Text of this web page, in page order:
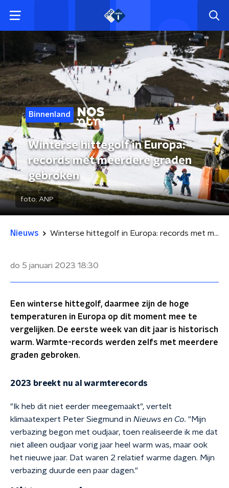
Binnenland
Winterse hittegolf in Europa:
records met meerdere graden
gebroken
foto: ANP
Nieuws Winterse hittegolf in Europa: records met meerdere graden gebroken
do 5 januari 2023 18:30
Een winterse hittegolf, daarmee zijn de hoge
temperaturen in Europa op dit moment mee te
vergelijken. De eerste week van dit jaar is historisch
warm. Warmte-records werden zelfs met meerdere
graden gebroken.
2023 breekt nu al warmterecords
"Ik heb dit niet eerder meegemaakt", vertelt
klimaatexpert Peter Siegmund in Nieuws en Co. "Mijn
verbazing begon met oudjaar, toen realiseerde ik me dat
niet alleen oudjaar vorig jaar heel warm was, maar ook
het nieuwe jaar. Dat waren 2 relatief warme dagen. Mijn
verbazing duurde een paar dagen."